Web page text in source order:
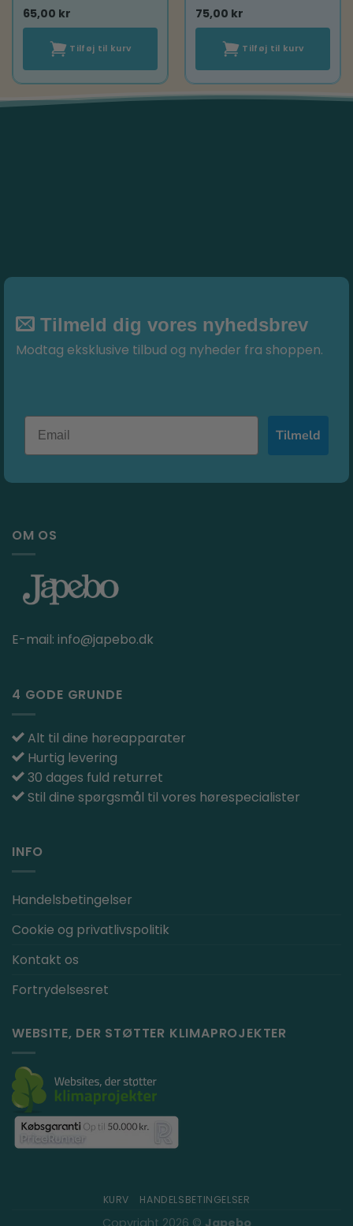
65,00 kr
Tilføj til kurv
75,00 kr
Tilføj til kurv
Tilmeld dig vores nyhedsbrev
Modtag eksklusive tilbud og nyheder fra shoppen.
Tilmeld
OM OS
E-mail: info@japebo.dk
4 GODE GRUNDE
Alt til dine høreapparater
Hurtig levering
30 dages fuld returret
Stil dine spørgsmål til vores hørespecialister
INFO
Handelsbetingelser
Cookie og privatlivspolitik
Kontakt os
Fortrydelsesret
WEBSITE, DER STØTTER KLIMAPROJEKTER
KURV HANDELSBETINGELSER
Copyright 2026 © Japebo